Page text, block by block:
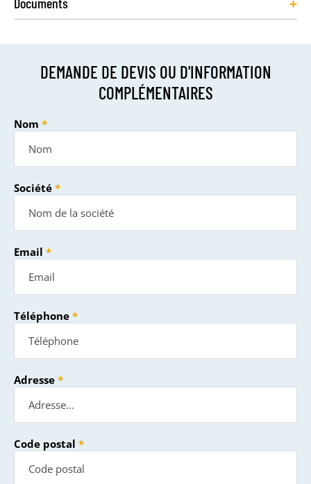
DEMANDE DE DEVIS OU D'INFORMATION
COMPLÉMENTAIRES
Nom
Société
Email
Téléphone
Adresse
Code postal